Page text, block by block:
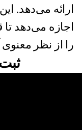
ارائه می‌دهد.
اجازه می‌دهد
را از نظر معنوی